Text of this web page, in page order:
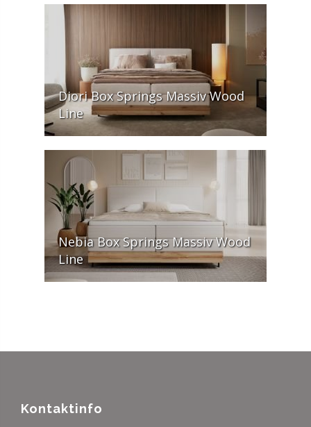
Diori Box Springs Massiv Wood
Line
Nebia Box Springs Massiv Wood
Line
Kontaktinfo